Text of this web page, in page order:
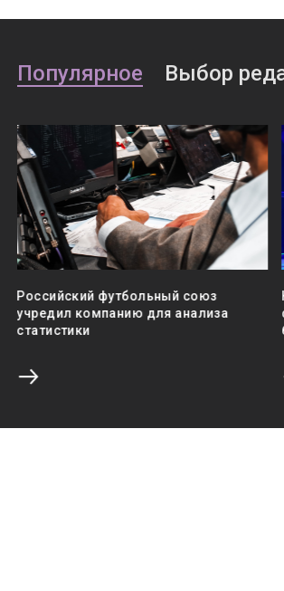
Популярное Выбор
Российский футбольный союз
учредил компанию для анализа
статистики